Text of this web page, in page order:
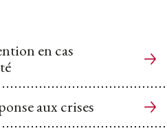
en cas
aux crises